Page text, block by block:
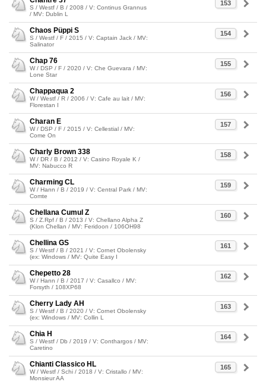
153
S / Westf / B / 2008 / V: Continus Grannus
/ MV: Dublin L
154
Chaos Püppi S
S / Westf / F / 2015 / V: Captain Jack / MV:
Salinator
155
Chap 76
W / DSP / F / 2020 / V: Che Guevara / MV:
Lone Star
156
Chappaqua 2
W / Westf / R / 2006 / V: Cafe au lait / MV:
Florestan I
157
Charan E
W / DSP / F / 2015 / V: Cellestial / MV:
Come On
158
Charly Brown 338
W / DR / B / 2012 / V: Casino Royale K /
MV: Nabucco R
159
Charming CL
W / Hann / B / 2019 / V: Central Park / MV:
Comte
160
Chellana Cumul Z
S / Z.Rpf / B / 2013 / V: Chellano Alpha Z
(Klon Chellan / MV: Feridoon / 106OH98
161
Chellina GS
S / Westf / B / 2021 / V: Cornet Obolensky
(ex: Windows / MV: Quite Easy I
162
Chepetto 28
W / Hann / B / 2017 / V: Casallco / MV:
Forsyth / 108XP68
163
Cherry Lady AH
S / Westf / B / 2020 / V: Cornet Obolensky
(ex: Windows / MV: Collin L
164
Chia H
S / Westf / Db / 2019 / V: Conthargos / MV:
Caretino
165
Chianti Classico HL
W / Westf / Schi / 2018 / V: Cristallo / MV:
Monsieur AA